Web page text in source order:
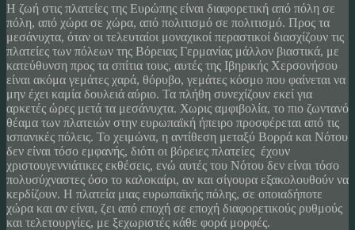
Η ζωή στις πλατείες της Ευρώπης είναι διαφορετική από πόλη σε
πόλη, από χώρα σε χώρα, από πολιτισμό σε πολιτισμό. Προς τα
μεσάνυχτα, όταν οι τελευταίοι μοναχικοί περαστικοί διασχίζουν τις
πλατείες των πόλεων της Βόρειας Γερμανίας μάλλον βιαστικά, με
κατεύθυνση προς τα σπίτια τους, αυτές της Ιβηρικής Χερσονήσου
είναι ακόμα γεμάτες χαρά, θόρυβο, γεμάτες κόσμο που φαίνεται να
μην έχει καμία δουλειά αύριο. Τα πλήθη συνεχίζουν εκεί για
αρκετές ώρες μετά τα μεσάνυχτα. Χωρις αμφιβολία, το πιο ζωντανό
θέαμα των πλατειών στην ευρωπαϊκή ήπειρο προσφέρεται από τις
ισπανικές πόλεις. Το χειμώνα, η αντίθεση μεταξύ Βορρά και Νότου
δεν είναι τόσο εμφανής, διότι οι βόρειες πλατείες έχουν
χριστουγεννιάτικες εκθέσεις, ενώ αυτές του Νότου δεν είναι τόσο
πολυσύχναστες όσο το καλοκαίρι, αν και σίγουρα εξακολουθούν να
κερδίζουν. Η πλατεία μιας ευρωπαϊκής πόλης, σε οποιαδήποτε
χώρα και αν είναι, ζει από εποχή σε εποχή διαφορετικούς ρυθμούς
και τελετουργίες, με ξεχωριστές κάθε φορά μορφές.